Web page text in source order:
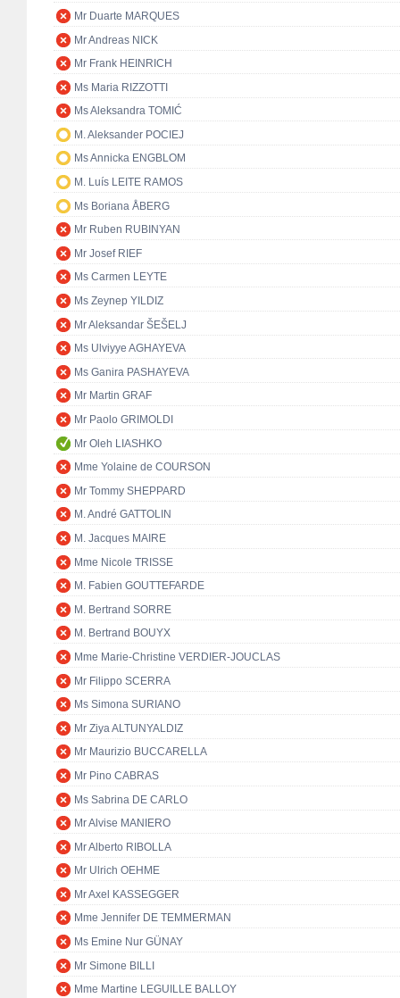
Mr Duarte MARQUES
Mr Andreas NICK
Mr Frank HEINRICH
Ms Maria RIZZOTTI
Ms Aleksandra TOMIĆ
M. Aleksander POCIEJ
Ms Annicka ENGBLOM
M. Luís LEITE RAMOS
Ms Boriana ÅBERG
Mr Ruben RUBINYAN
Mr Josef RIEF
Ms Carmen LEYTE
Ms Zeynep YILDIZ
Mr Aleksandar ŠEŠELJ
Ms Ulviyye AGHAYEVA
Ms Ganira PASHAYEVA
Mr Martin GRAF
Mr Paolo GRIMOLDI
Mr Oleh LIASHKO
Mme Yolaine de COURSON
Mr Tommy SHEPPARD
M. André GATTOLIN
M. Jacques MAIRE
Mme Nicole TRISSE
M. Fabien GOUTTEFARDE
M. Bertrand SORRE
M. Bertrand BOUYX
Mme Marie-Christine VERDIER-JOUCLAS
Mr Filippo SCERRA
Ms Simona SURIANO
Mr Ziya ALTUNYALDIZ
Mr Maurizio BUCCARELLA
Mr Pino CABRAS
Ms Sabrina DE CARLO
Mr Alvise MANIERO
Mr Alberto RIBOLLA
Mr Ulrich OEHME
Mr Axel KASSEGGER
Mme Jennifer DE TEMMERMAN
Ms Emine Nur GÜNAY
Mr Simone BILLI
Mme Martine LEGUILLE BALLOY